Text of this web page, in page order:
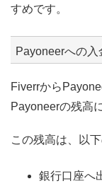
すめです。
Payoneerへの入
Fiverrから
Payoneerの残高
この残高は、以
銀行口座へ